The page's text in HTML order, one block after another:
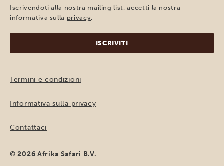
e-
mail
Iscrivendoti alla nostra mailing list, accetti la nostra
informativa sulla privacy
Termini e condizioni
Informativa sulla privacy
Contattaci
© 2026 Afrika Safari B.V.